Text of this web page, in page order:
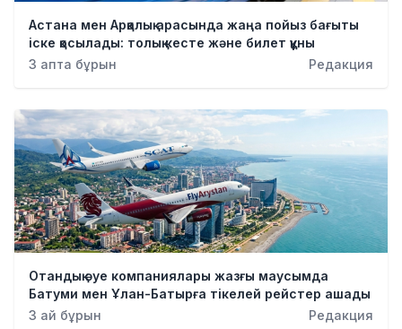
Ауа райы
Денсаулық
Бизнес
Астана мен Арқалық арасында жаңа пойыз бағыты
іске қосылады: толық кесте және билет құны
3 апта бұрын
Редакция
Отандық әуе компаниялары жазғы маусымда
Батуми мен Ұлан-Батырға тікелей рейстер ашады
3 ай бұрын
Редакция